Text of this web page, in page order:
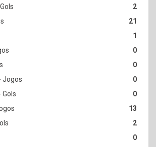
2
21
1
0
0
0
0
13
2
0